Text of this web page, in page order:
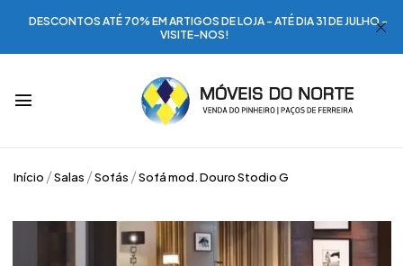
DESCONTOS ATÉ 70% EM ARTIGOS DE LOJA - ATÉ DIA 31 DE JULHO -
VISITE-NOS!
Início Salas Sofás Sofá mod. Douro Stodio G